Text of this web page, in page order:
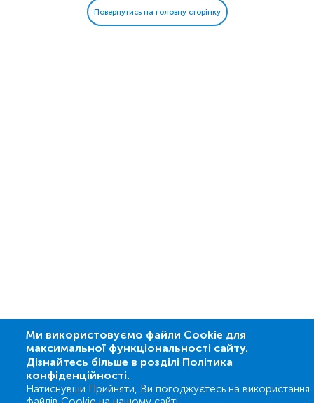
Повернутись на головну сторінку
Ми використовуємо файли Cookie для
максимальної функціональності сайту.
Дізнайтесь більше в розділі Політика
конфіденційності.
Натиснувши Прийняти, Ви погоджуєтесь на використання